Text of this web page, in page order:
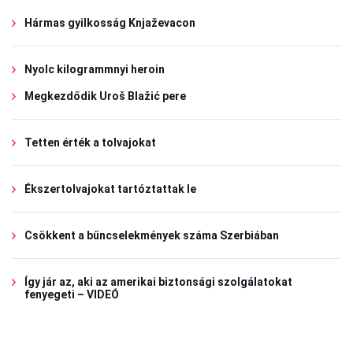
Hármas gyilkosság Knjaževacon
Nyolc kilogrammnyi heroin
Megkezdődik Uroš Blažić pere
Tetten érték a tolvajokat
Ékszertolvajokat tartóztattak le
Csökkent a bűncselekmények száma Szerbiában
Így jár az, aki az amerikai biztonsági szolgálatokat
fenyegeti – VIDEÓ